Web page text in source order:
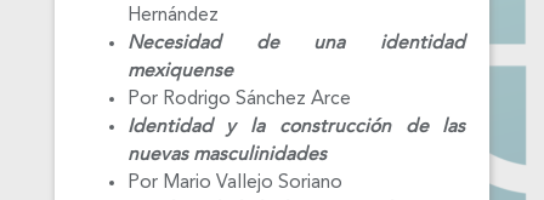
Hernández
Necesidad de una identidad
mexiquense
Por Rodrigo Sánchez Arce
Identidad y la construcción de las
nuevas masculinidades
Por Mario Vallejo Soriano